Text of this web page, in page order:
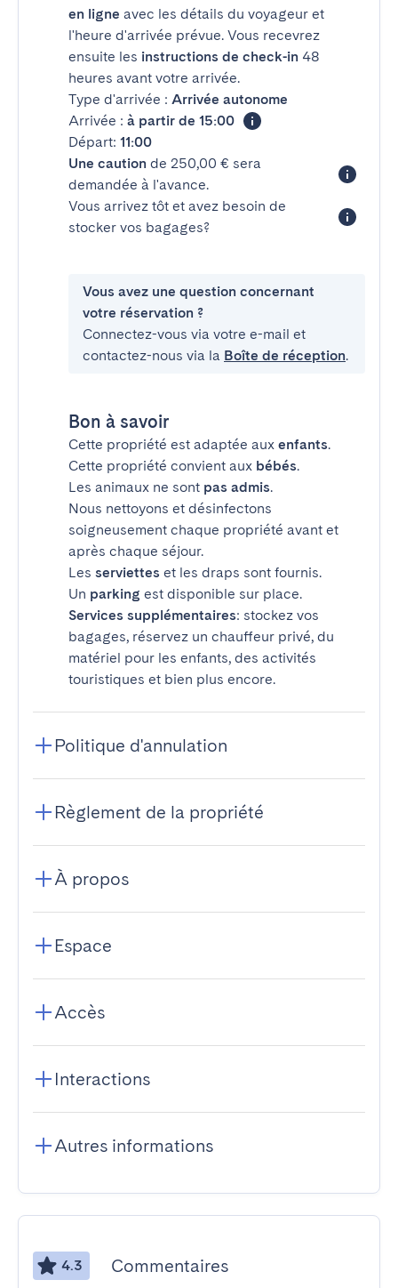
en ligne avec les détails du voyageur et
l'heure d'arrivée prévue. Vous recevrez
ensuite les instructions de check-in 48
heures avant votre arrivée.
Type d'arrivée : Arrivée autonome
Arrivée : à partir de 15:00
Départ: 11:00
Une caution de 250,00 € sera
demandée à l'avance.
Vous arrivez tôt et avez besoin de
stocker vos bagages?
Vous avez une question concernant
votre réservation ?
Connectez-vous via votre e-mail et
contactez-nous via la Boîte de réception.
Bon à savoir
Cette propriété est adaptée aux enfants.
Cette propriété convient aux bébés.
Les animaux ne sont pas admis.
Nous nettoyons et désinfectons
soigneusement chaque propriété avant et
après chaque séjour.
Les serviettes et les draps sont fournis.
Un parking est disponible sur place.
Services supplémentaires: stockez vos
bagages, réservez un chauffeur privé, du
matériel pour les enfants, des activités
touristiques et bien plus encore.
Politique d'annulation
Règlement de la propriété
À propos
Espace
Accès
Interactions
Autres informations
4.3 Commentaires